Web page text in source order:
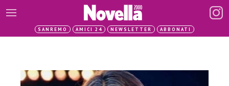
SANREMO AMICI 24 NEWSLETTER ABBONATI